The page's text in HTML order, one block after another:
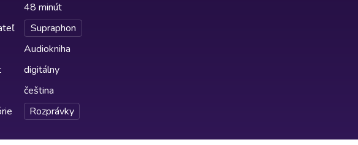
48 minút
Supraphon
Audiokniha
digitálny
čeština
Rozprávky